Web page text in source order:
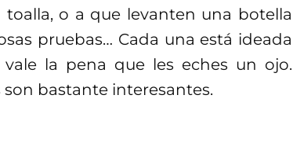
o a que levanten una botella
pruebas… Cada una está ideada
la pena que les eches un ojo.
son bastante interesantes.